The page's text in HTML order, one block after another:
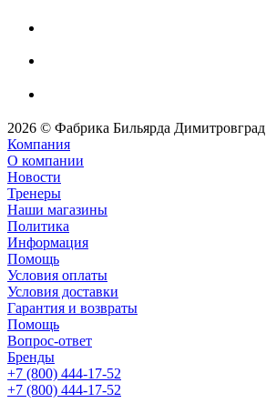
2026 © Фабрика Бильярда Димитровград
Компания
О компании
Новости
Тренеры
Наши магазины
Политика
Информация
Помощь
Условия оплаты
Условия доставки
Гарантия и возвраты
Помощь
Вопрос-ответ
Бренды
+7 (800) 444-17-52
+7 (800) 444-17-52